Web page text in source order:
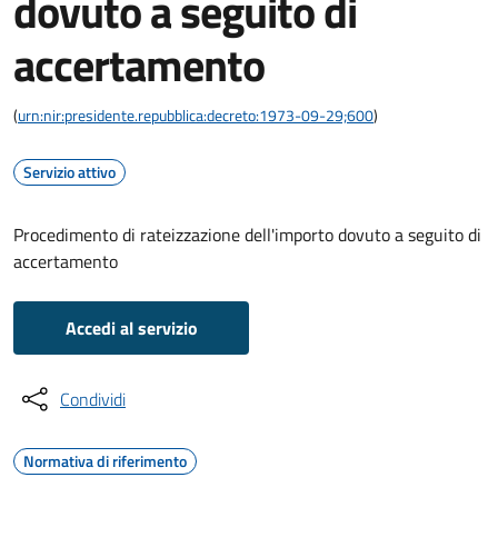
accertamento
(urn:nir:presidente.repubblica:decreto:1973-09-29;600)
Servizio attivo
Procedimento di rateizzazione dell'importo dovuto a seguito di
accertamento
Accedi al servizio
Condividi
Normativa di riferimento